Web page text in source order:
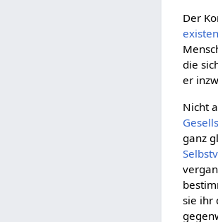
Der
die
er
Nicht
ganz
sie ihr